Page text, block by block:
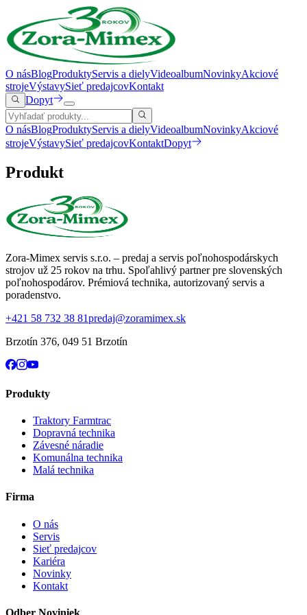
O násBlogProduktyServis a dielyVideoalbumNovinkyAkciové
strojeVýstavySieť predajcovKontakt
Dopyt
O násBlogProduktyServis a dielyVideoalbumNovinkyAkciové
strojeVýstavySieť predajcovKontaktDopyt
Produkt
Zora-Mimex servis s.r.o. – predaj a servis poľnohospodárskych
strojov už 25 rokov na trhu. Spoľahlivý partner pre slovenských
poľnohospodárov. Prémiová technika, autorizovaný servis a
poradenstvo.
+421 58 732 38 81predaj@zoramimex.sk
Brzotín 376, 049 51 Brzotín
Produkty
Traktory Farmtrac
Dopravná technika
Závesné náradie
Komunálna technika
Malá technika
Firma
O nás
Servis
Sieť predajcov
Kariéra
Novinky
Kontakt
Odber Noviniek